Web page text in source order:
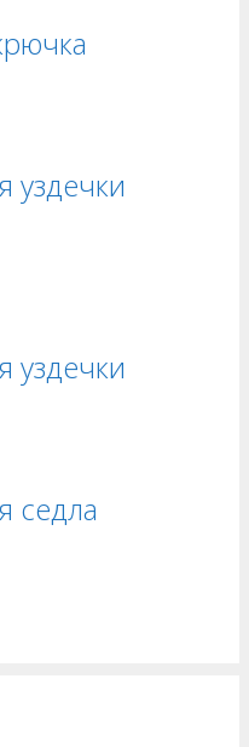
уздечки
уздечки
седла